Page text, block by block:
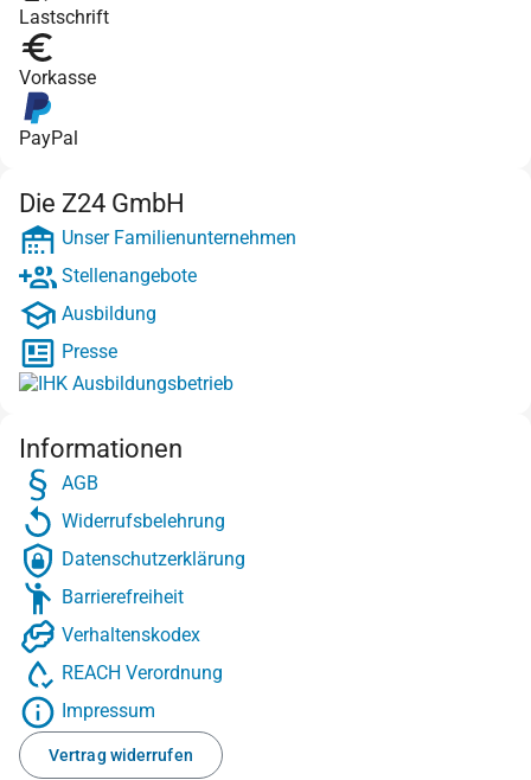
Lastschrift
Vorkasse
PayPal
Die Z24 GmbH
Unser Familienunternehmen
Stellenangebote
Ausbildung
Presse
Informationen
AGB
Widerrufsbelehrung
Datenschutzerklärung
Barrierefreiheit
Verhaltenskodex
REACH Verordnung
Impressum
Vertrag widerrufen